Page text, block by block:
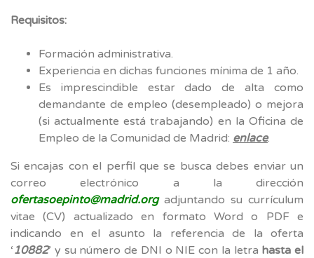
Requisitos:
Formación administrativa.
Experiencia en dichas funciones mínima de 1 año.
Es imprescindible estar dado de alta como
demandante de empleo (desempleado) o mejora
(si actualmente está trabajando) en la Oficina de
Empleo de la Comunidad de Madrid: enlace.
Si encajas con el perfil que se busca debes enviar un
correo electrónico a la dirección
ofertasoepinto@madrid.orgadjuntando su currículum
vitae (CV) actualizado en formato Word o PDF e
indicando en el asunto la referencia de la oferta
‘10882’ y su número de DNI o NIE con la letra hasta el